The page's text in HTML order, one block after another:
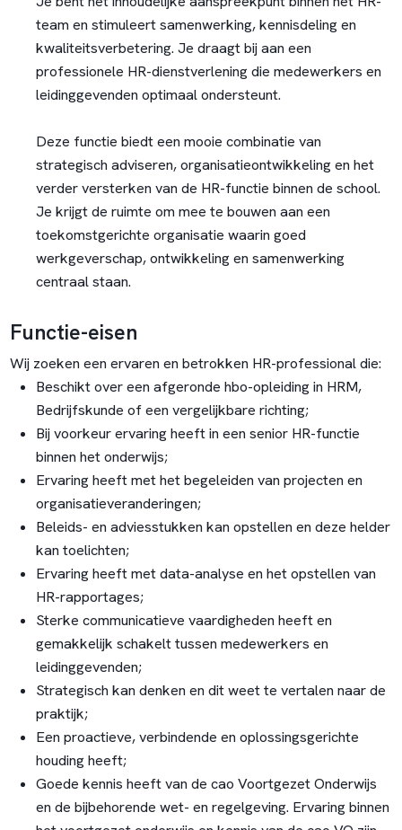
team en stimuleert samenwerking, kennisdeling en
kwaliteitsverbetering. Je draagt bij aan een
professionele HR-dienstverlening die medewerkers en
leidinggevenden optimaal ondersteunt.
Deze functie biedt een mooie combinatie van
strategisch adviseren, organisatieontwikkeling en het
verder versterken van de HR-functie binnen de school.
Je krijgt de ruimte om mee te bouwen aan een
toekomstgerichte organisatie waarin goed
werkgeverschap, ontwikkeling en samenwerking
centraal staan.
Functie-eisen
Wij zoeken een ervaren en betrokken HR-professional die:
Beschikt over een afgeronde hbo-opleiding in HRM,
Bedrijfskunde of een vergelijkbare richting;
Bij voorkeur ervaring heeft in een senior HR-functie
binnen het onderwijs;
Ervaring heeft met het begeleiden van projecten en
organisatieveranderingen;
Beleids- en adviesstukken kan opstellen en deze helder
kan toelichten;
Ervaring heeft met data-analyse en het opstellen van
HR-rapportages;
Sterke communicatieve vaardigheden heeft en
gemakkelijk schakelt tussen medewerkers en
leidinggevenden;
Strategisch kan denken en dit weet te vertalen naar de
praktijk;
Een proactieve, verbindende en oplossingsgerichte
houding heeft;
Goede kennis heeft van de cao Voortgezet Onderwijs
en de bijbehorende wet- en regelgeving. Ervaring binnen